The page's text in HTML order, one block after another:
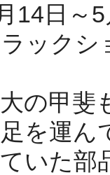
14 日～ 5
ックシ
の甲斐
を運ん
いた部